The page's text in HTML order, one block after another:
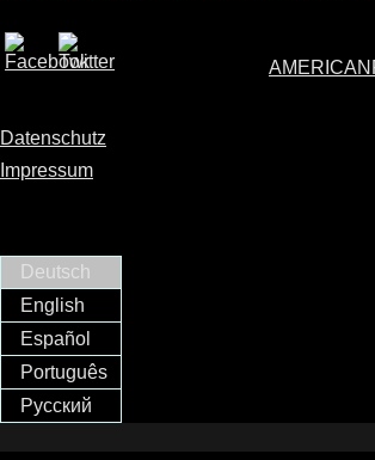
Datenschutz
Impressum
Deutsch
English
Español
Português
Русский